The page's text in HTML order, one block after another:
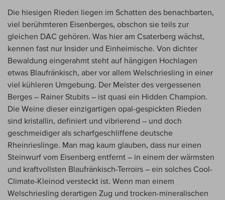
Die hiesigen Rieden liegen im Schatten des benachbarten,
viel berühmteren Eisenberges, obschon sie teils zur
gleichen DAC gehören. Was hier am Csaterberg wächst,
kennen fast nur Insider und Einheimische. Von dichter
Bewaldung eingerahmt steht auf hängigen Hochlagen
etwas Blaufränkisch, aber vor allem Welschriesling in einer
viel kühleren Umgebung. Der Meister des vergessenen
Berges – Rainer Stubits – ist quasi ein Hidden Champion.
Die Weine dieser einzigartigen opal-gespickten Rieden
sind kristallin, definiert und vibrierend – und doch
geschmeidiger als scharfgeschliffene deutsche
Rheinrieslinge. Man mag kaum glauben, dass nur einen
Steinwurf vom Eisenberg entfernt – in einem der wärmsten
und kraftvollsten Blaufränkisch-Terroirs – ein solches Cool-
Climate-Kleinod versteckt ist. Wenn man einem
Welschriesling derartigen Zug und trocken-mineralischen